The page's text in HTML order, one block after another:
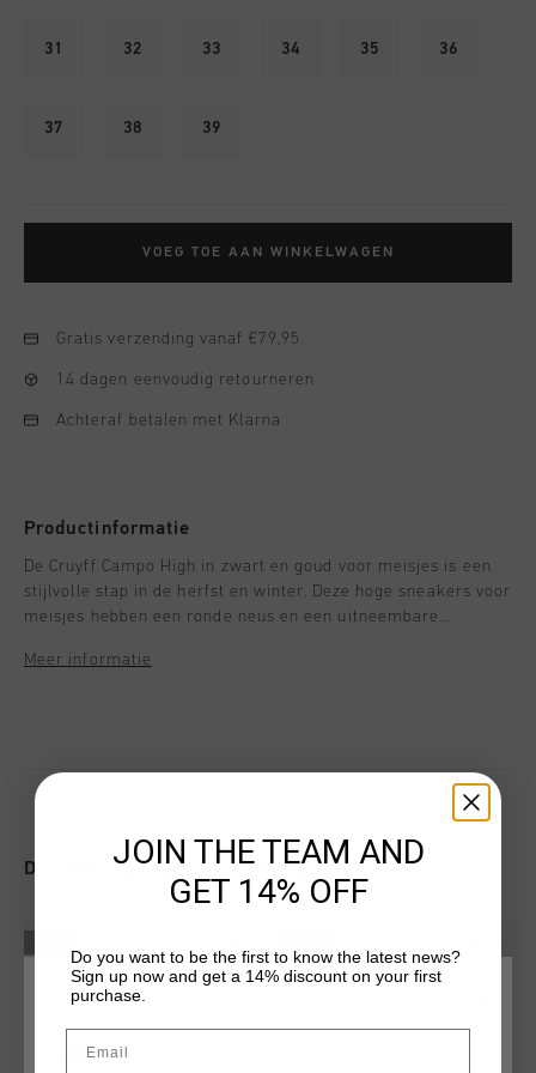
31 32 33 34 35 36
37 38 39
VOEG TOE AAN WINKELWAGEN
Gratis verzending vanaf €79,95
14 dagen eenvoudig retourneren
Achteraf betalen met Klarna
Productinformatie
De Cruyff Campo High in zwart en goud voor meisjes is een
stijlvolle stap in de herfst en winter. Deze hoge sneakers voor
meisjes hebben een ronde neus en een uitneembare
gemaakt van zacht nubuck in een veelzijdige beige tint,
tijdens een wandeling.
Meer informatie
DIT VIND JE MISSCHIEN OOK LEUK
KIES JE LOCATIE EN TAAL
JOIN THE TEAM AND
GET 14% OFF
Do you want to be the first to know the latest news?
Sign up now and get a 14% discount on your first
purchase.
Email